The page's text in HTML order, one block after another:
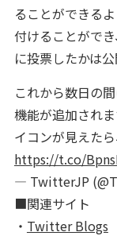
ることができる
付けることがで
に投票したかは公
これから数日の
機能が追加され
イコンが見えた
https://t.co/
— TwitterJP
■関連サイト
・ Twitter Blogs